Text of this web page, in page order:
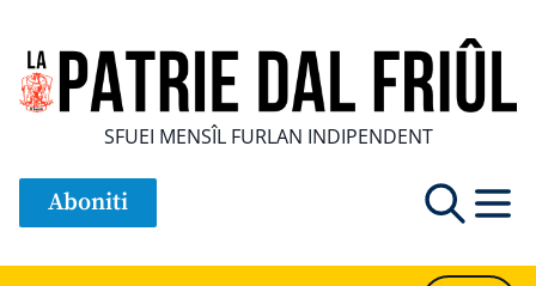
SFUEI MENSÎL FURLAN INDIPENDENT
Aboniti